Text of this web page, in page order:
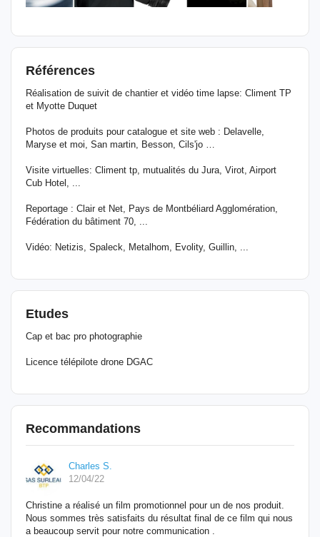
Références
Réalisation de suivit de chantier et vidéo time lapse: Climent TP
et Myotte Duquet
Photos de produits pour catalogue et site web : Delavelle,
Maryse et moi, San martin, Besson, Cils'jo …
Visite virtuelles: Climent tp, mutualités du Jura, Virot, Airport
Cub Hotel, ...
Reportage : Clair et Net, Pays de Montbéliard Agglomération,
Fédération du bâtiment 70, ...
Vidéo: Netizis, Spaleck, Metalhom, Evolity, Guillin, ...
Etudes
Cap et bac pro photographie
Licence télépilote drone DGAC
Recommandations
Charles S.
12/04/22
Christine a réalisé un film promotionnel pour un de nos produit.
Nous sommes très satisfaits du résultat final de ce film qui nous
a beaucoup servit pour notre communication .